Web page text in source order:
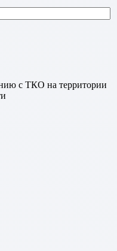
с ТКО на территории